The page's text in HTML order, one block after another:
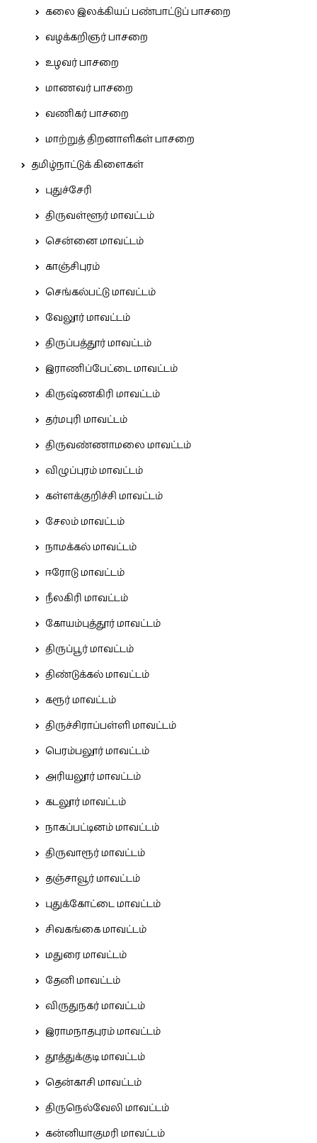
கலை இலக்கியப் பண்பாட்டுப் பாசறை
வழக்கறிஞர் பாசறை
உழவர் பாசறை
மாணவர் பாசறை
வணிகர் பாசறை
மாற்றுத் திறனாளிகள் பாசறை
தமிழ்நாட்டுக் கிளைகள்
புதுச்சேரி
திருவள்ளூர் மாவட்டம்
சென்னை மாவட்டம்
காஞ்சிபுரம்
செங்கல்பட்டு மாவட்டம்
வேலூர் மாவட்டம்
திருப்பத்தூர் மாவட்டம்
இராணிப்பேட்டை மாவட்டம்
கிருஷ்ணகிரி மாவட்டம்
தர்மபுரி மாவட்டம்
திருவண்ணாமலை மாவட்டம்
விழுப்புரம் மாவட்டம்
கள்ளக்குறிச்சி மாவட்டம்
சேலம் மாவட்டம்
நாமக்கல் மாவட்டம்
ஈரோடு மாவட்டம்
நீலகிரி மாவட்டம்
கோயம்புத்தூர் மாவட்டம்
திருப்பூர் மாவட்டம்
திண்டுக்கல் மாவட்டம்
கரூர் மாவட்டம்
திருச்சிராப்பள்ளி மாவட்டம்
பெரம்பலூர் மாவட்டம்
அரியலூர் மாவட்டம்
கடலூர் மாவட்டம்
நாகப்பட்டினம் மாவட்டம்
திருவாரூர் மாவட்டம்
தஞ்சாவூர் மாவட்டம்
புதுக்கோட்டை மாவட்டம்
சிவகங்கை மாவட்டம்
மதுரை மாவட்டம்
தேனி மாவட்டம்
விருதுநகர் மாவட்டம்
இராமநாதபுரம் மாவட்டம்
தூத்துக்குடி மாவட்டம்
தென்காசி மாவட்டம்
திருநெல்வேலி மாவட்டம்
கன்னியாகுமரி மாவட்டம்